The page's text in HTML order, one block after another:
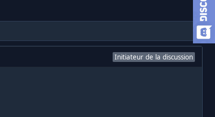
Initiateur de la discussion